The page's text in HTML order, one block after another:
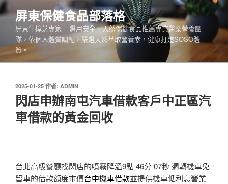
跳
至
內
屏東保健食品部落格
屏東牛樟芝專家 – 選用安全、天然保健食品推薦專業醫藥營養團
隊，依個人體質調配，嚴選天然萃取營養素，健康打造SOSO體
質。
發
佈
於
2025-01-25 作者: ADMIN
閃店申辦南屯汽車借款客戶中正區汽
車借款的黃金回收
台北高級餐廳找閃店的噴霧降溫9點 46分 07秒 週轉機車免
留車的借款額度市價台中機車借款並提供機車低利息營業